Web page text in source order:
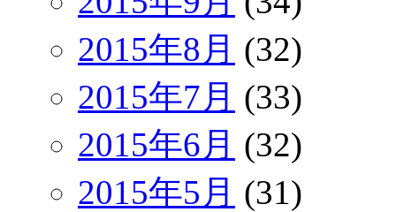
2015年8月 (32)
2015年7月 (33)
2015年6月 (32)
2015年5月 (31)